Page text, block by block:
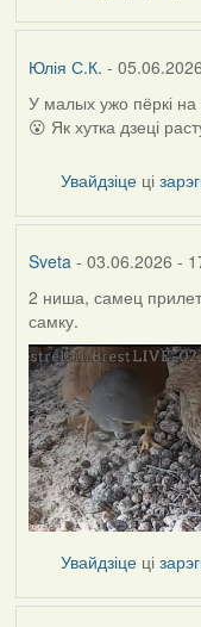
Юлія С.К. -
У малых ужо пёркі на
😮 Як хутка дзеці
Увайдзіце ці
Sveta- 03.06.2026 -
2 ниша, самец
самку.
Увайдзіце ці